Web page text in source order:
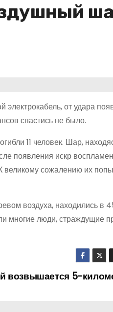
от удара
спастись не было.
11 человек. Шар,
появления искр
сожалению их
воздуха, находились в
многие люди, страждущие
возвышается 5-